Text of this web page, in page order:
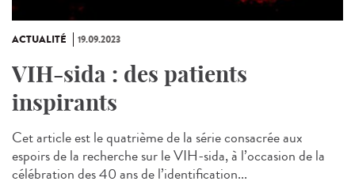
ACTUALITÉ 19.09.2023
VIH-sida : des patients
inspirants
Cet article est le quatrième de la série consacrée aux
espoirs de la recherche sur le VIH-sida, à l’occasion de la
célébration des 40 ans de l’identification...